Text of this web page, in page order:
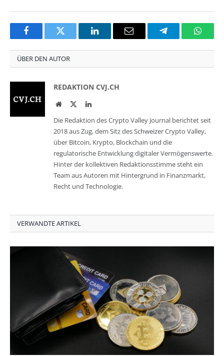
FacebookTwitter LinkedInEmail Telegram
ÜBER DEN AUTOR
REDAKTION CVJ.CH
WebsiteTwitterLinkedIn
Die Redaktion des Crypto Valley Journal berichtet seit
2018 aus Zug, dem Sitz des Schweizer Crypto Valley,
über Bitcoin, Krypto, Blockchain und die
regulatorische Entwicklung digitaler Vermögenswerte.
Hinter der kollektiven Redaktionsstimme steht ein
Team aus Autoren mit Hintergrund in Finanzmarkt,
Recht und Technologie.
VERWANDTE ARTIKEL